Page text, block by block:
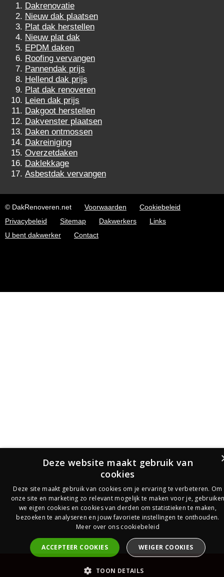
Dakrenovatie
Nieuw dak plaatsen
Plat dak herstellen
Nieuw plat dak
EPDM daken
Roofing vervangen
Pannendak prijs
Hellend dak prijs
Plat dak renoveren
Leien dak prijs
Dakgoot herstellen
Dakvenster plaatsen
Daken ontmossen
Dakreiniging
Overzetdaken
Daklekkage
Asbestdak vervangen
© DakRenoveren.net Voorwaarden
Cookiebeleid
Privacybeleid
Sitemap Dakwerkers
Links
U bent dakwerker
Contact
PrijsOfferte
Deze website maakt gebruik van
cookies
Deze site maakt gebruik van cookies om je ervaring te verbeteren. Om
onze site en marketing zo relevant mogelijk te maken voor je,
we eigen cookies en cookies van derden om statistieken te maken,
bezoeken te analyseren en jouw favoriete instellingen te onthouden.
Meer over ons cookiebeleid
ACCEPTEER COOKIES WEIGER COOKIES
TOON DETAILS